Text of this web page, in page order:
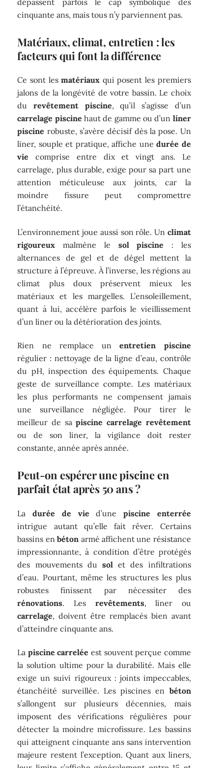
cinquante ans, mais tous n’y parviennent pas.
Matériaux, climat, entretien : les
facteurs qui font la différence
Ce sont lesmatériaux qui posent les premiers
jalons de la longévité de votre bassin. Le choix
durevêtement piscine, qu’il s’agisse d’un
carrelage piscine haut de gamme ou d’un liner
piscine robuste, s’avère décisif dès la pose. Un
liner, souple et pratique, affiche unedurée de
vie comprise entre dix et vingt ans. Le
carrelage, plus durable, exige pour sa part une
attention méticuleuse aux joints, car la
moindre fissure peut compromettre
l’étanchéité.
L’environnement joue aussi son rôle. Un climat
rigoureux malmène le sol piscine : les
alternances de gel et de dégel mettent la
structure à l’épreuve. À l’inverse, les régions au
climat plus doux préservent mieux les
matériaux et les margelles. L’ensoleillement,
quant à lui, accélère parfois le vieillissement
d’un liner ou la détérioration des joints.
Rien ne remplace unentretien piscine
régulier : nettoyage de la ligne d’eau, contrôle
du pH, inspection des équipements. Chaque
geste de surveillance compte. Les matériaux
les plus performants ne compensent jamais
une surveillance négligée. Pour tirer le
meilleur de sapiscine carrelage revêtement
ou de son liner, la vigilance doit rester
constante, année après année.
Peut-on espérer une piscine en
parfait état après 50 ans ?
Ladurée de vie d’une piscine enterrée
intrigue autant qu’elle fait rêver. Certains
bassins enbéton armé affichent une résistance
impressionnante, à condition d’être protégés
des mouvements du sol et des infiltrations
d’eau. Pourtant, même les structures les plus
robustes finissent par nécessiter des
rénovations. Les revêtements, liner ou
carrelage, doivent être remplacés bien avant
d’atteindre cinquante ans.
La piscine carrelée est souvent perçue comme
la solution ultime pour la durabilité. Mais elle
exige un suivi rigoureux : joints impeccables,
étanchéité surveillée. Les piscines en béton
s’allongent sur plusieurs décennies, mais
imposent des vérifications régulières pour
détecter la moindre microfissure. Les bassins
qui atteignent cinquante ans sans intervention
majeure restent l’exception. Quant aux liners,